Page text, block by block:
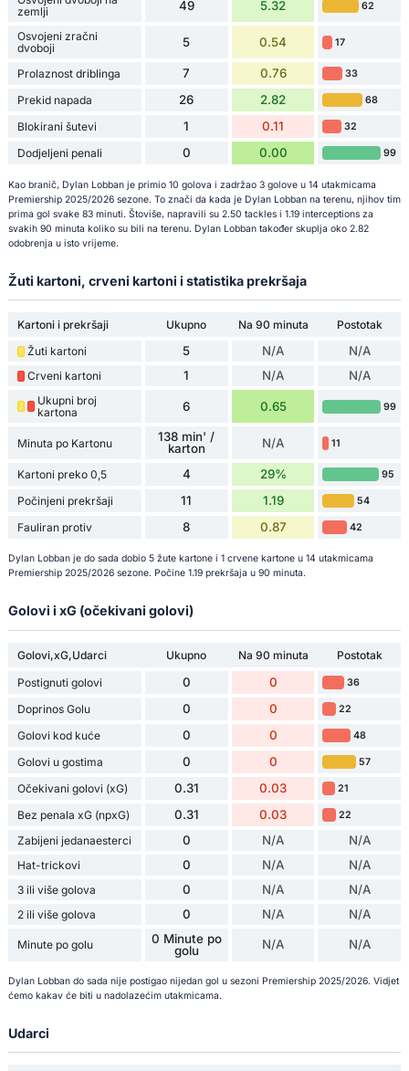
zemlji
49 5.32 62
Osvojeni zračni
dvoboji
5 0.54 17
Prolaznost driblinga 7 0.76 33
Prekid napada 26 2.82 68
Blokirani šutevi 1 0.11 32
Dodjeljeni penali 0 0.00 99
Kao branič, Dylan Lobban je primio 10 golova i zadržao 3 golove u 14 utakmicama
Premiership 2025/2026 sezone. To znači da kada je Dylan Lobban na terenu, njihov tim
prima gol svake 83 minuti. Štoviše, napravili su 2.50 tackles i 1.19 interceptions za
svakih 90 minuta koliko su bili na terenu. Dylan Lobban također skuplja oko 2.82
odobrenja u isto vrijeme.
Žuti kartoni, crveni kartoni i statistika prekršaja
Kartoni i prekršaji Ukupno Na 90 minuta
Postotak
Žuti kartoni
5 N/A N/A
Crveni kartoni 1 N/A N/A
Ukupni broj
kartona
6 0.65 99
Minuta po Kartonu
138 min' /
karton
N/A 11
Kartoni preko 0,5 4 29% 95
Počinjeni prekršaji 11 1.19 54
Fauliran protiv 8 0.87 42
Dylan Lobban je do sada dobio 5 žute kartone i 1 crvene kartone u 14 utakmicama
Premiership 2025/2026 sezone. Počine 1.19 prekršaja u 90 minuta.
Golovi i xG (očekivani golovi)
Golovi,xG,Udarci Ukupno Na 90 minuta
Postotak
Postignuti golovi
0 0 36
Doprinos Golu 0 0 22
Golovi kod kuće 0 0 48
Golovi u gostima 0 0 57
Očekivani golovi (xG) 0.31 0.03 21
Bez penala xG (npxG) 0.31 0.03 22
Zabijeni jedanaesterci 0 N/A N/A
Hat-trickovi 0 N/A N/A
3 ili više golova 0 N/A N/A
2 ili više golova 0 N/A N/A
Minute po golu
0 Minute po
golu
N/A N/A
Dylan Lobban do sada nije postigao nijedan gol u sezoni Premiership 2025/2026. Vidjet
ćemo kakav će biti u nadolazećim utakmicama.
Udarci